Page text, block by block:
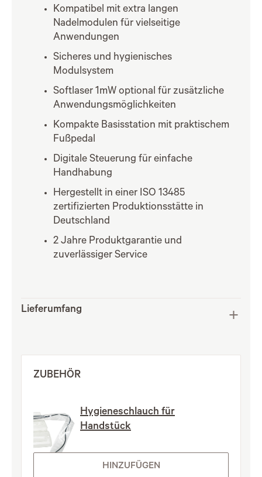
Kompatibel mit extra langen
Nadelmodulen für vielseitige
Anwendungen
Sicheres und hygienisches
Modulsystem
Softlaser 1mW optional für zusätzliche
Anwendungsmöglichkeiten
Kompakte Basisstation mit praktischem
Fußpedal
Digitale Steuerung für einfache
Handhabung
Hergestellt in einer ISO 13485
zertifizierten Produktionsstätte in
Deutschland
2 Jahre Produktgarantie und
zuverlässiger Service
Lieferumfang
ZUBEHÖR
Hygieneschlauch für
Handstück
HINZUFÜGEN